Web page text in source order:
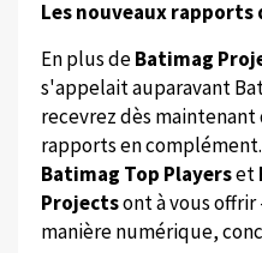
Les nouveaux rapports
En plus deBatimag
s'appelait auparavant
recevrez dès
rapports en
Batimag Top Playerset
Projectsont à vous
manière numérique,